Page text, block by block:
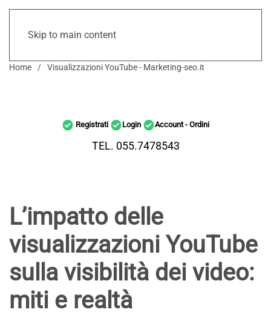
Skip to main content
Home Visualizzazioni YouTube - Marketing-seo.it
Registrati Login Account - Ordini
TEL. 055.7478543
L’impatto delle
visualizzazioni YouTube
sulla visibilità dei video:
miti e realtà